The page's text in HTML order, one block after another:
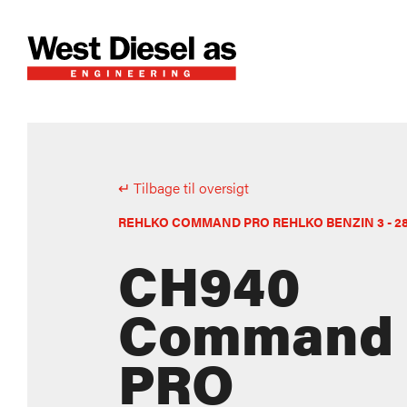
↵ Tilbage til oversigt
REHLKO COMMAND PRO REHLKO BENZIN 3 -
CH940
Command
PRO